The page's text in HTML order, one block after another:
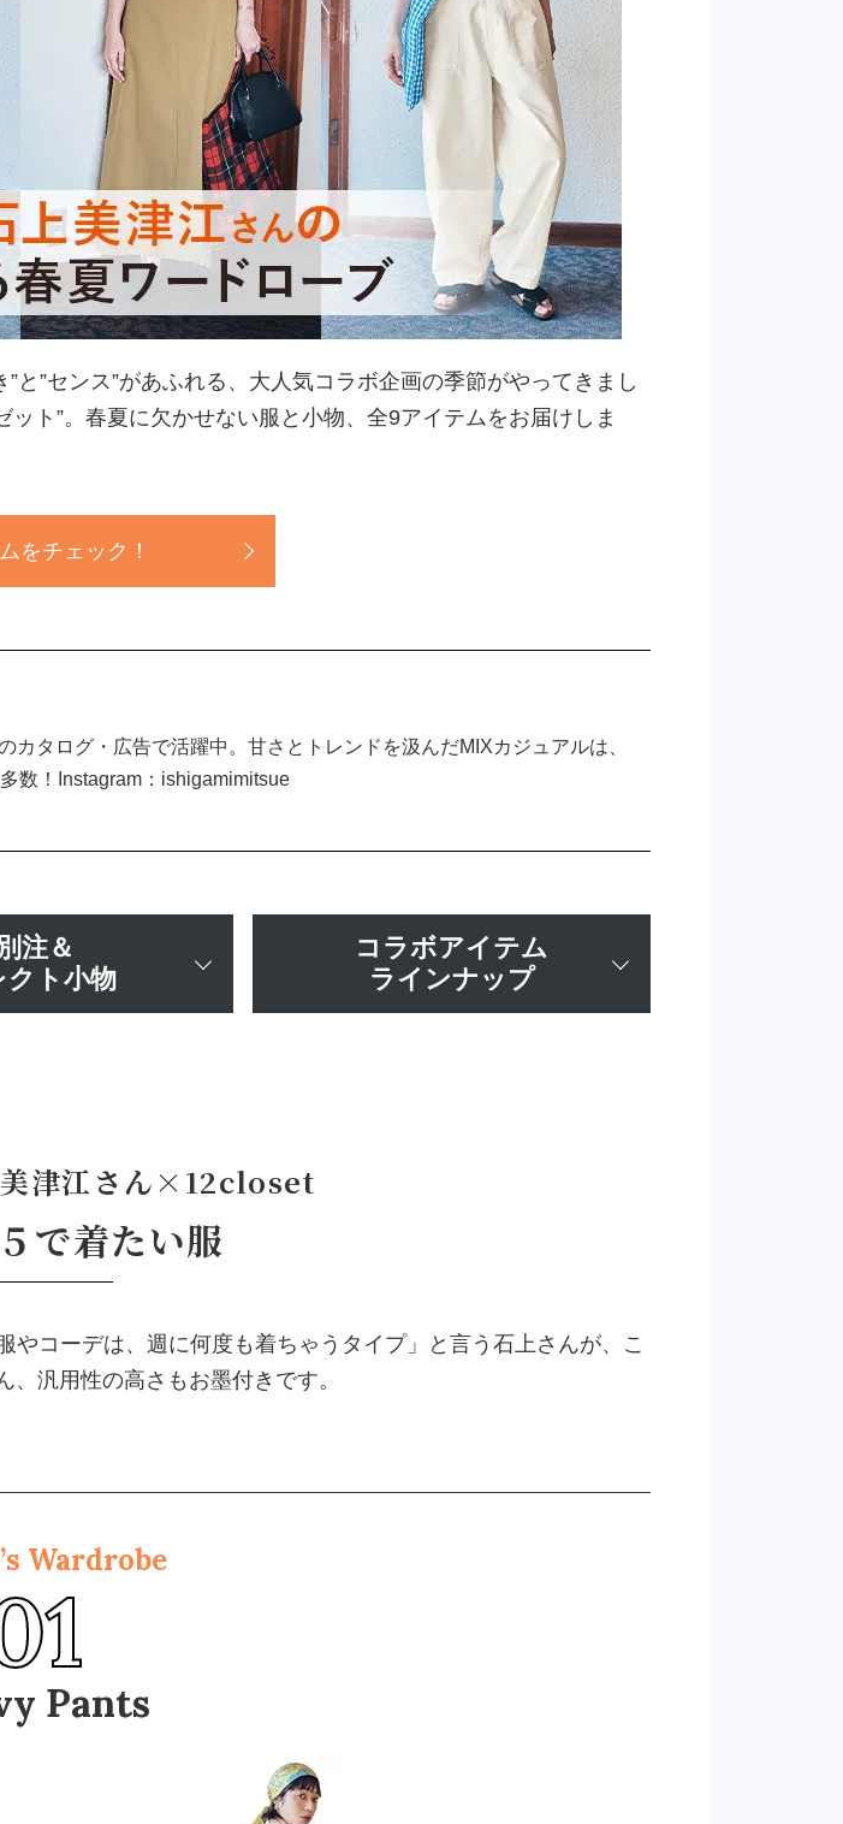
”センス”があふれる、大人気コラボ企画の季節がやってきまし
ト”。春夏に欠かせない服と小物、全9アイテムをお届けしま
をチェック！
カタログ・広告で活躍中。甘さとトレンドを汲んだMIXカジュアルは、
数！Instagram：ishigamimitsue
注＆
クト小物
コラボアイテム
ラインナップ
美津江さん×12closet
で着たい服
コーデは、週に何度も着ちゃうタイプ」と言う石上さんが、こ
汎用性の高さもお墨付きです。
Wardrobe
Pants